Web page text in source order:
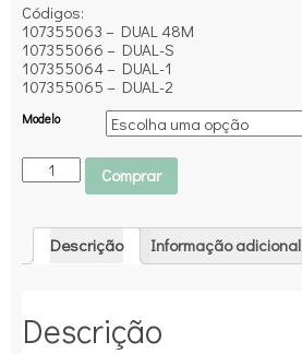
Códigos:
107355063 – DUAL 48M
107355066 – DUAL-S
107355064 – DUAL-1
107355065 – DUAL-2
Modelo
Comprar
Descrição Informação adicional
Descrição